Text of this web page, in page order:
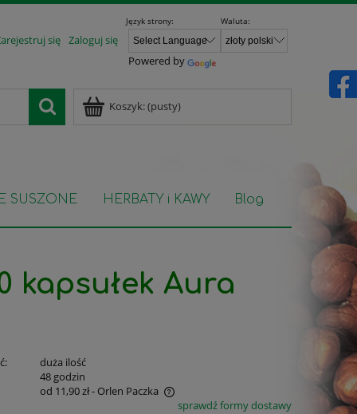
się Zaloguj się
Język strony:
Powered by
Waluta:
Koszyk:(pusty)
SUSZONE HERBATY i KAWY Blog
kapsułek Aura
duża ilość
48 godzin
od 11,90 zł- Orlen Paczka
sprawdź formy dostawy